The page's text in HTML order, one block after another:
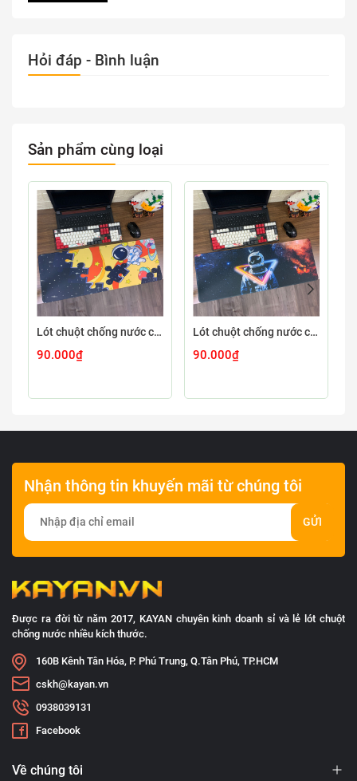
Hỏi đáp - Bình luận
Sản phẩm cùng loại
Lót chuột chống nước cỡ lớn 80x30cm dày 3mm ASTRO-03-80X30
90.000₫
Lót chuột chống nước cỡ lớn 80x30cm dày 3mm ASTRO-02-80X30
90.000₫
Nhận thông tin khuyến mãi từ chúng tôi
GỬI
Được ra đời từ năm 2017, KAYAN chuyên kinh doanh sỉ và lẻ lót chuột
chống nước nhiều kích thước.
160B Kênh Tân Hóa, P. Phú Trung, Q.Tân Phú, TP.HCM
cskh@kayan.vn
0938039131
Facebook
Về chúng tôi